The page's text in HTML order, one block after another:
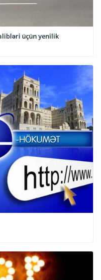
üçün yenilik